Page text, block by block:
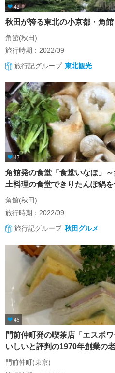
42
秋田が誇る東北の小京都・角
角館(秋田)
旅行時期：2022/09
旅行記グループ 東北観光
47
角館発の食堂「食堂いなほ」
土料理の食堂できりたんぽ鍋を
角館(秋田)
旅行時期：2022/09
旅行記グループ 秋田グルメ
45
門前仲町発の喫茶店「エスポ
いしいと評判の1970年創業の
門前仲町(東京)